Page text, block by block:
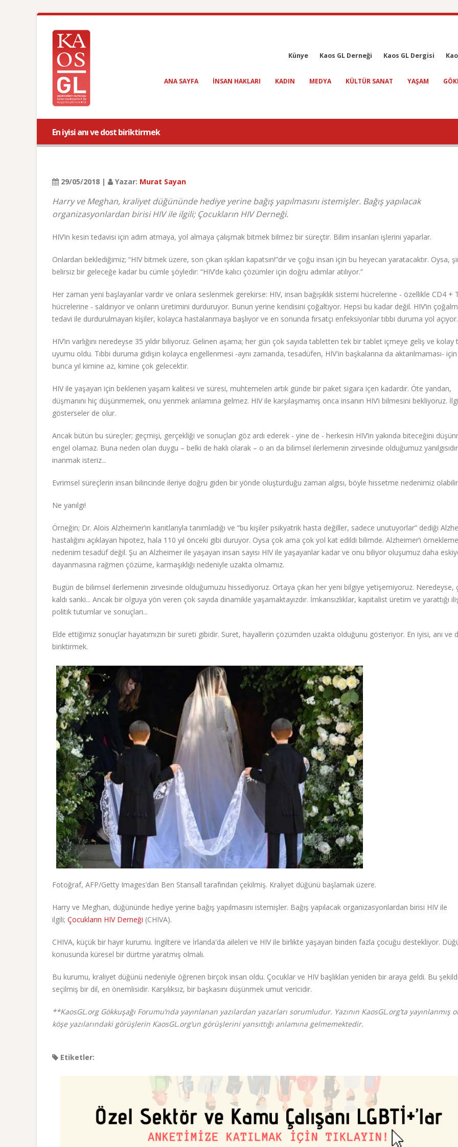
Künye Kaos GL Derneği Kaos GL Dergisi
ANA SAYFA INSAN HAKLARI KADIN MEDYA KÜLTÜR SANAT YAŞAM
En iyisi anı ve dost biriktirmek
29/05/2018 | Yazar: Murat Sayan
Harry ve Meghan, kraliyet düğününde hediye yerine bağış yapılmasını istemişler. Bağış yapılacak
organizasyonlardan birisi HIV ile ilgili; Çocukların HIV Derneği.
HIV’in kesin tedavisi için adım atmaya, yol almaya çalışmak bitmek bilmez bir süreçtir. Bilim insanları işlerini yaparlar.
Onlardan beklediğimiz; “HIV bitmek üzere, son çıkan ışıkları kapatsın!”dır ve çoğu insan için bu heyecan yaratacaktır. Oysa,
belirsiz bir geleceğe kadar bu cümle şöyledir: “HIV’de kalıcı çözümler için doğru adımlar atılıyor.”
Her zaman yeni başlayanlar vardır ve onlara seslenmek gerekirse: HIV, insan bağışıklık sistemi hücrelerine - özellikle CD4 +
hücrelerine - saldırıyor ve onların üretimini durduruyor. Bunun yerine kendisini çoğaltıyor. Hepsi bu kadar değil. HIV’in
tedavi ile durdurulmayan kişiler, kolayca hastalanmaya başlıyor ve en sonunda fırsatçı enfeksiyonlar tıbbi duruma yol açıyor.
HIV’in varlığını neredeyse 35 yıldır biliyoruz. Gelinen aşama; her gün çok sayıda tabletten tek bir tablet içmeye geliş ve kolay
uyumu oldu. Tıbbi duruma gidişin kolayca engellenmesi -aynı zamanda, tesadüfen, HIV'in başkalarına da aktarılmaması-
bunca yıl kimine az, kimine çok gelecektir.
HIV ile yaşayan için beklenen yaşam kalitesi ve süresi, muhtemelen artık günde bir paket sigara içen kadardır. Öte yandan,
düşmanını hiç düşünmemek, onu yenmek anlamına gelmez. HIV ile karşılaşmamış onca insanın HIV’i bilmesini bekliyoruz. İlgi
gösterseler de olur.
Ancak bütün bu süreçler; geçmişi, gerçekliği ve sonuçları göz ardı ederek - yine de - herkesin HIV’in yakında biteceğini
engel olamaz. Buna neden olan duygu – belki de haklı olarak – o an da bilimsel ilerlemenin zirvesinde olduğumuz
inanmak isteriz...
Evrimsel süreçlerin insan bilincinde ileriye doğru giden bir yönde oluşturduğu zaman algısı, böyle hissetme nedenimiz
Ne yanılgı!
Örneğin; Dr. Alois Alzheimer’ın kanıtlarıyla tanımladığı ve “bu kişiler psikyatrik hasta değiller, sadece unutuyorlar” dediği
hastalığını açıklayan hipotez, hala 110 yıl önceki gibi duruyor. Oysa çok ama çok yol kat edildi bilimde. Alzheimer’ı örnekleme
nedenim tesadüf değil. Şu an Alzheimer ile yaşayan insan sayısı HIV ile yaşayanlar kadar ve onu biliyor oluşumuz daha
dayanmasına rağmen çözüme, karmaşıklığı nedeniyle uzakta olmamız.
Bugün de bilimsel ilerlemenin zirvesinde olduğumuzu hissediyoruz. Ortaya çıkan her yeni bilgiye yetişemiyoruz. Neredeyse,
kaldı sanki... Ancak bir olguya yön veren çok sayıda dinamikle yaşamaktayızdır. İmkansızlıklar, kapitalist üretim ve yarattığı
politik tutumlar ve sonuçları...
Elde ettiğimiz sonuçlar hayatımızın bir sureti gibidir. Suret, hayallerin çözümden uzakta olduğunu gösteriyor. En iyisi, anı ve
biriktirmek.
Fotoğraf, AFP/Getty Images’dan Ben Stansall tarafından çekilmiş. Kraliyet düğünü başlamak üzere.
Harry ve Meghan, düğününde hediye yerine bağış yapılmasını istemişler. Bağış yapılacak organizasyonlardan birisi HIV ile
ilgili; Çocukların HIV Derneği (CHIVA).
CHIVA, küçük bir hayır kurumu. İngiltere ve İrlanda'da aileleri ve HIV ile birlikte yaşayan binden fazla çocuğu destekliyor.
konusunda küresel bir dürtme yaratmış olmalı.
Bu kurumu, kraliyet düğünü nedeniyle öğrenen birçok insan oldu. Çocuklar ve HIV başlıkları yeniden bir araya geldi. Bu
seçilmiş bir dil, en önemlisidir. Karşılıksız, bir başkasını düşünmek umut vericidir.
**KaosGL.org Gökkuşağı Forumu’nda yayınlanan yazılardan yazarları sorumludur. Yazının KaosGL.org’ta yayınlanmış
köşe yazılarındaki görüşlerin KaosGL.org’un görüşlerini yansıttığı anlamına gelmemektedir.
Etiketler: